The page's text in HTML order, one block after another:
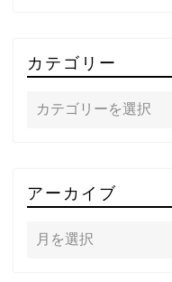
カテゴリー
アーカイブ